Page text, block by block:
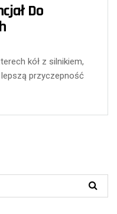
Do
kół z silnikiem,
przyczepność